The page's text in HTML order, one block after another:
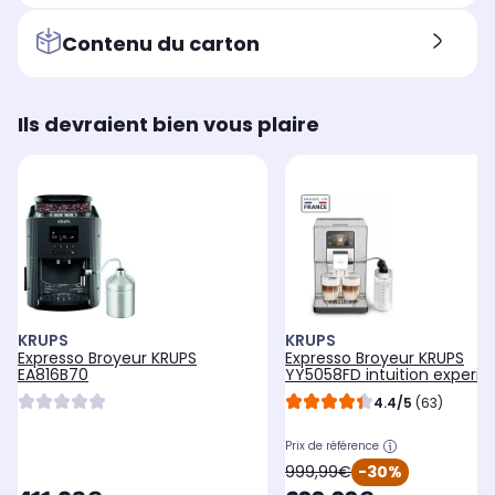
Contenu du carton
Ils devraient bien vous plaire
KRUPS
Expresso Broyeur KRUPS
EA816B70
KRUPS
Expresso Broyeur KRUPS
YY5058FD intuition
4.4/5 (63)
Prix de référence
oldPrice
999,99€ -30%